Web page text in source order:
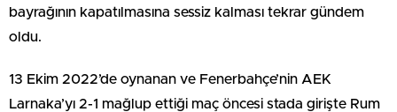
bayrağının kapatılmasına sessiz kalması tekrar gündem
oldu.
13 Ekim 2022’de oynanan ve Fenerbahçe’nin AEK
Larnaka’yı 2-1 mağlup ettiği maç öncesi stada girişte Rum